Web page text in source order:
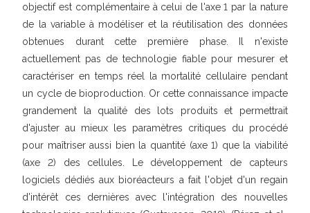
objectif est complémentaire à celui de l'axe 1 par la nature
de la variable à modéliser et la réutilisation des données
obtenues durant cette première phase. Il n'existe
actuellement pas de technologie fiable pour mesurer et
caractériser en temps réel la mortalité cellulaire pendant
un cycle de bioproduction. Or cette connaissance impacte
grandement la qualité des lots produits et permettrait
d'ajuster au mieux les paramètres critiques du procédé
pour maîtriser aussi bien la quantité (axe 1) que la viabilité
(axe 2) des cellules. Le développement de capteurs
logiciels dédiés aux bioréacteurs a fait l'objet d'un regain
d'intérêt ces dernières avec l'intégration des nouvelles